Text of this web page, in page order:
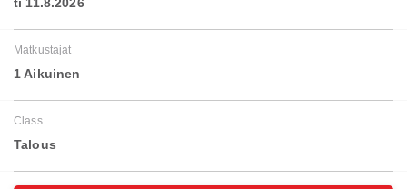
Matkustajat
1 Aikuinen
Class
Talous